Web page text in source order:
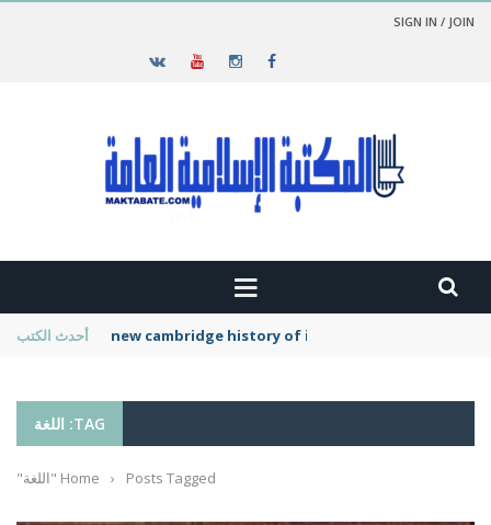
SIGN IN / JOIN
أحدث الكتب new cambridge history of islam
TAG: اللغة
Home › Posts Tagged "اللغة"